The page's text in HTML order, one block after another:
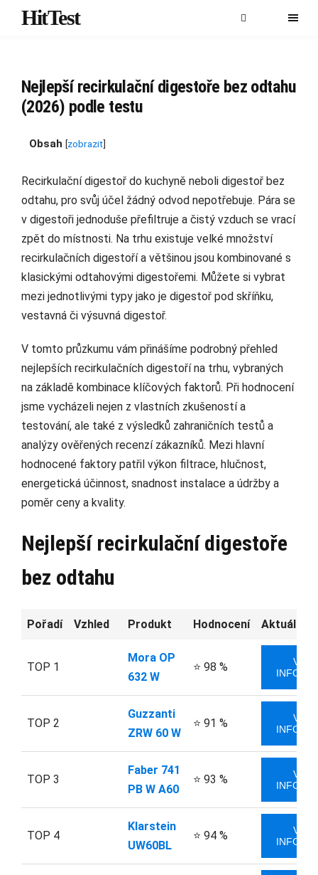
HitTest
Nejlepší recirkulační digestoře bez odtahu
(2026) podle testu
Obsah [zobrazit]
Recirkulační digestoř do kuchyně neboli digestoř bez
odtahu, pro svůj účel žádný odvod nepotřebuje. Pára se
v digestoři jednoduše přefiltruje a čistý vzduch se vrací
zpět do místnosti. Na trhu existuje velké množství
recirkulačních digestoří a většinou jsou kombinované s
klasickými odtahovými digestořemi. Můžete si vybrat
mezi jednotlivými typy jako je digestoř pod skříňku,
vestavná či výsuvná digestoř.
V tomto průzkumu vám přinášíme podrobný přehled
nejlepších recirkulačních digestoří na trhu, vybraných
na základě kombinace klíčových faktorů. Při hodnocení
jsme vycházeli nejen z vlastních zkušeností a
testování, ale také z výsledků zahraničních testů a
analýzy ověřených recenzí zákazníků. Mezi hlavní
hodnocené faktory patřil výkon filtrace, hlučnost,
energetická účinnost, snadnost instalace a údržby a
poměr ceny a kvality.
Nejlepší recirkulační digestoře
bez odtahu
Pořadí Vzhled Produkt Hodnocení Aktuální
TOP 1
Mora OP
632 W
⭐ 98 %
VÍCE
TOP 2
Guzzanti
ZRW 60 W
⭐ 91 %
VÍCE
TOP 3
Faber 741
PB W A60
⭐ 93 %
VÍCE
TOP 4
Klarstein
UW60BL
⭐ 94 %
VÍCE